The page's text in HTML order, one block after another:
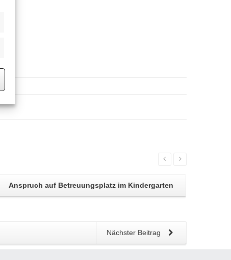
Anspruch auf Betreuungsplatz im Kindergarten
Nächster Beitrag